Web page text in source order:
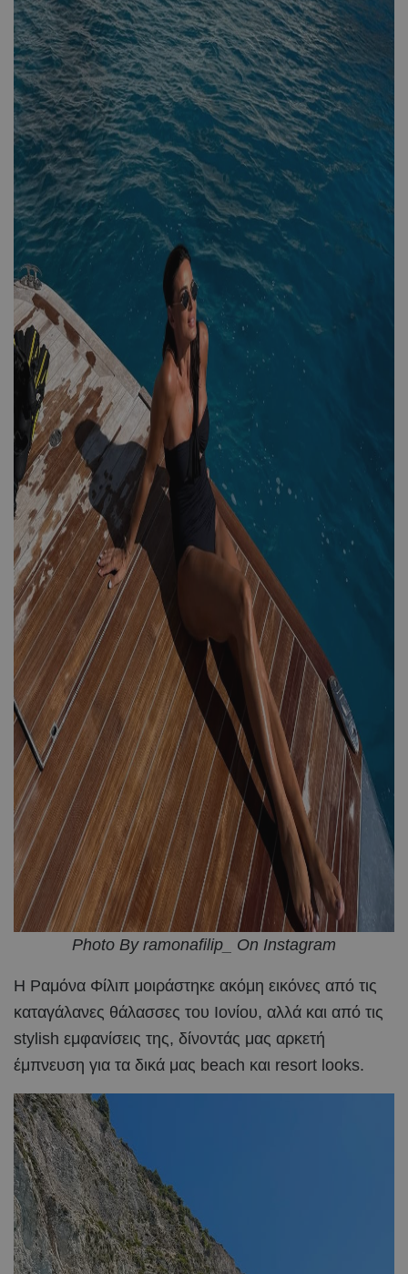
Photo By ramonafilip_ On Instagram
Η Ραμόνα Φίλιπ μοιράστηκε ακόμη εικόνες από τις
καταγάλανες θάλασσες του Ιονίου, αλλά και από τις
stylish εμφανίσεις της, δίνοντάς μας αρκετή
έμπνευση για τα δικά μας beach και resort looks.